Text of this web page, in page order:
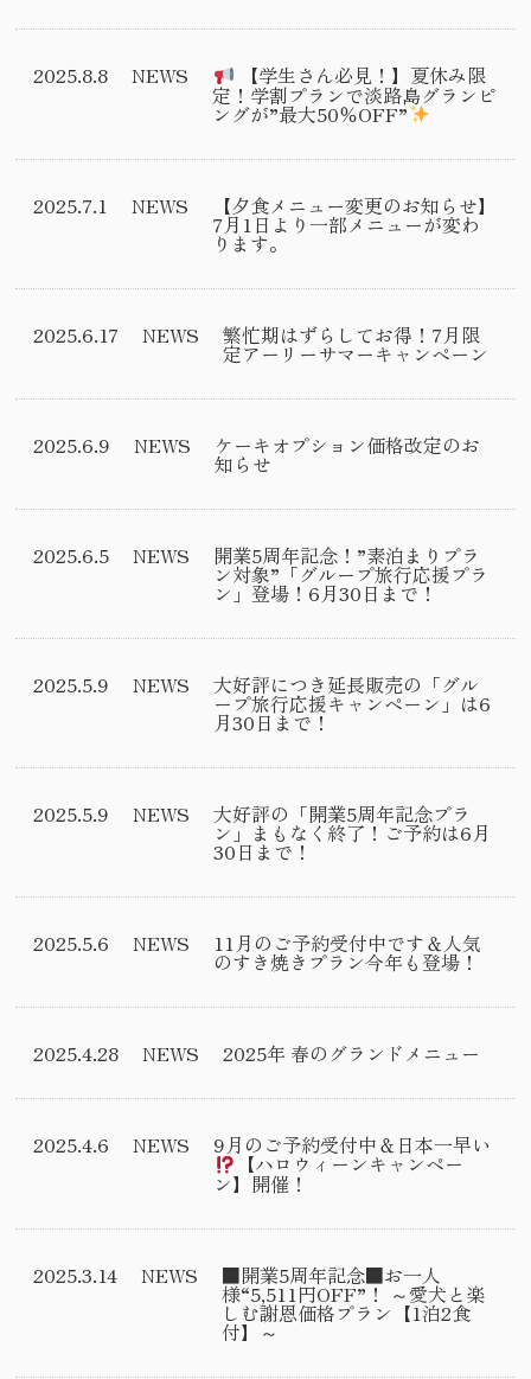
2025.8.8 NEWS 【学生さん必見！】夏休み限
定！学割プランで淡路島グランピ
ングが”最大50％OFF”
2025.7.1 NEWS 【夕食メニュー変更のお知らせ】
7月1日より一部メニューが変わ
ります。
2025.6.17 NEWS 繁忙期はずらしてお得！7月限
定アーリーサマーキャンペーン
2025.6.9 NEWS ケーキオプション価格改定のお
知らせ
2025.6.5 NEWS 開業5周年記念！”素泊まりプラ
ン対象”「グループ旅行応援プラ
ン」登場！6月30日まで！
2025.5.9 NEWS 大好評につき延長販売の「グル
ープ旅行応援キャンペーン」は6
月30日まで！
2025.5.9 NEWS 大好評の「開業5周年記念プラ
ン」まもなく終了！ご予約は6月
30日まで！
2025.5.6 NEWS 11月のご予約受付中です＆人気
のすき焼きプラン今年も登場！
2025.4.28 NEWS 2025年 春のグランドメニュー
2025.4.6 NEWS 9月のご予約受付中＆日本一早い
【ハロウィーンキャンペー
ン】開催！
2025.3.14 NEWS ■開業5周年記念■お一人
様“5,511円OFF”！ ～愛犬と楽
しむ謝恩価格プラン【1泊2食
付】～